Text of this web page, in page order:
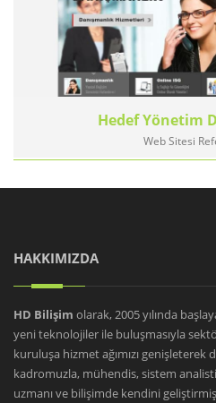
Hedef Yönetim
Web Sitesi
HAKKIMIZDA
HD Bilişim olarak, 2005 yılında
yeni teknolojiler ile buluşmasıyla
kuruluşa hizmet ağımızı
kadromuzla, mühendis, sistem analisti,
uzmanı ve bilişimde kendini